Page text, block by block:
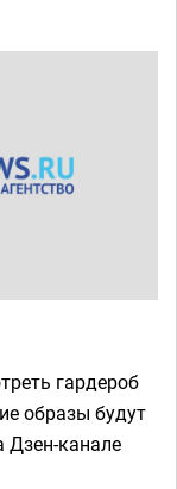
гардероб
образы будут
Дзен-канале